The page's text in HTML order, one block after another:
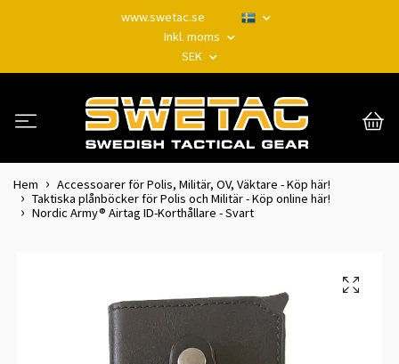
www.swetac.se
Inkl. moms
SEK
Hem
Accessoarer för Polis, Militär, OV, Väktare - Köp här!
Taktiska plånböcker för Polis och Militär - Köp online här!
Nordic Army® Airtag ID-Korthållare - Svart